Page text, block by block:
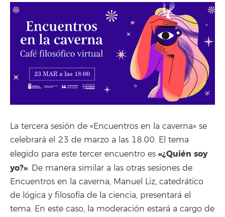
La tercera sesión de «Encuentros en la caverna» se
celebrará el 23 de marzo a las 18.00. El tema
elegido para este tercer encuentro es «¿Quién soy
yo?». De manera similar a las otras sesiones de
Encuentros en la caverna, Manuel Liz, catedrático
de lógica y filosofía de la ciencia, presentará el
tema. En este caso, la moderación estará a cargo de